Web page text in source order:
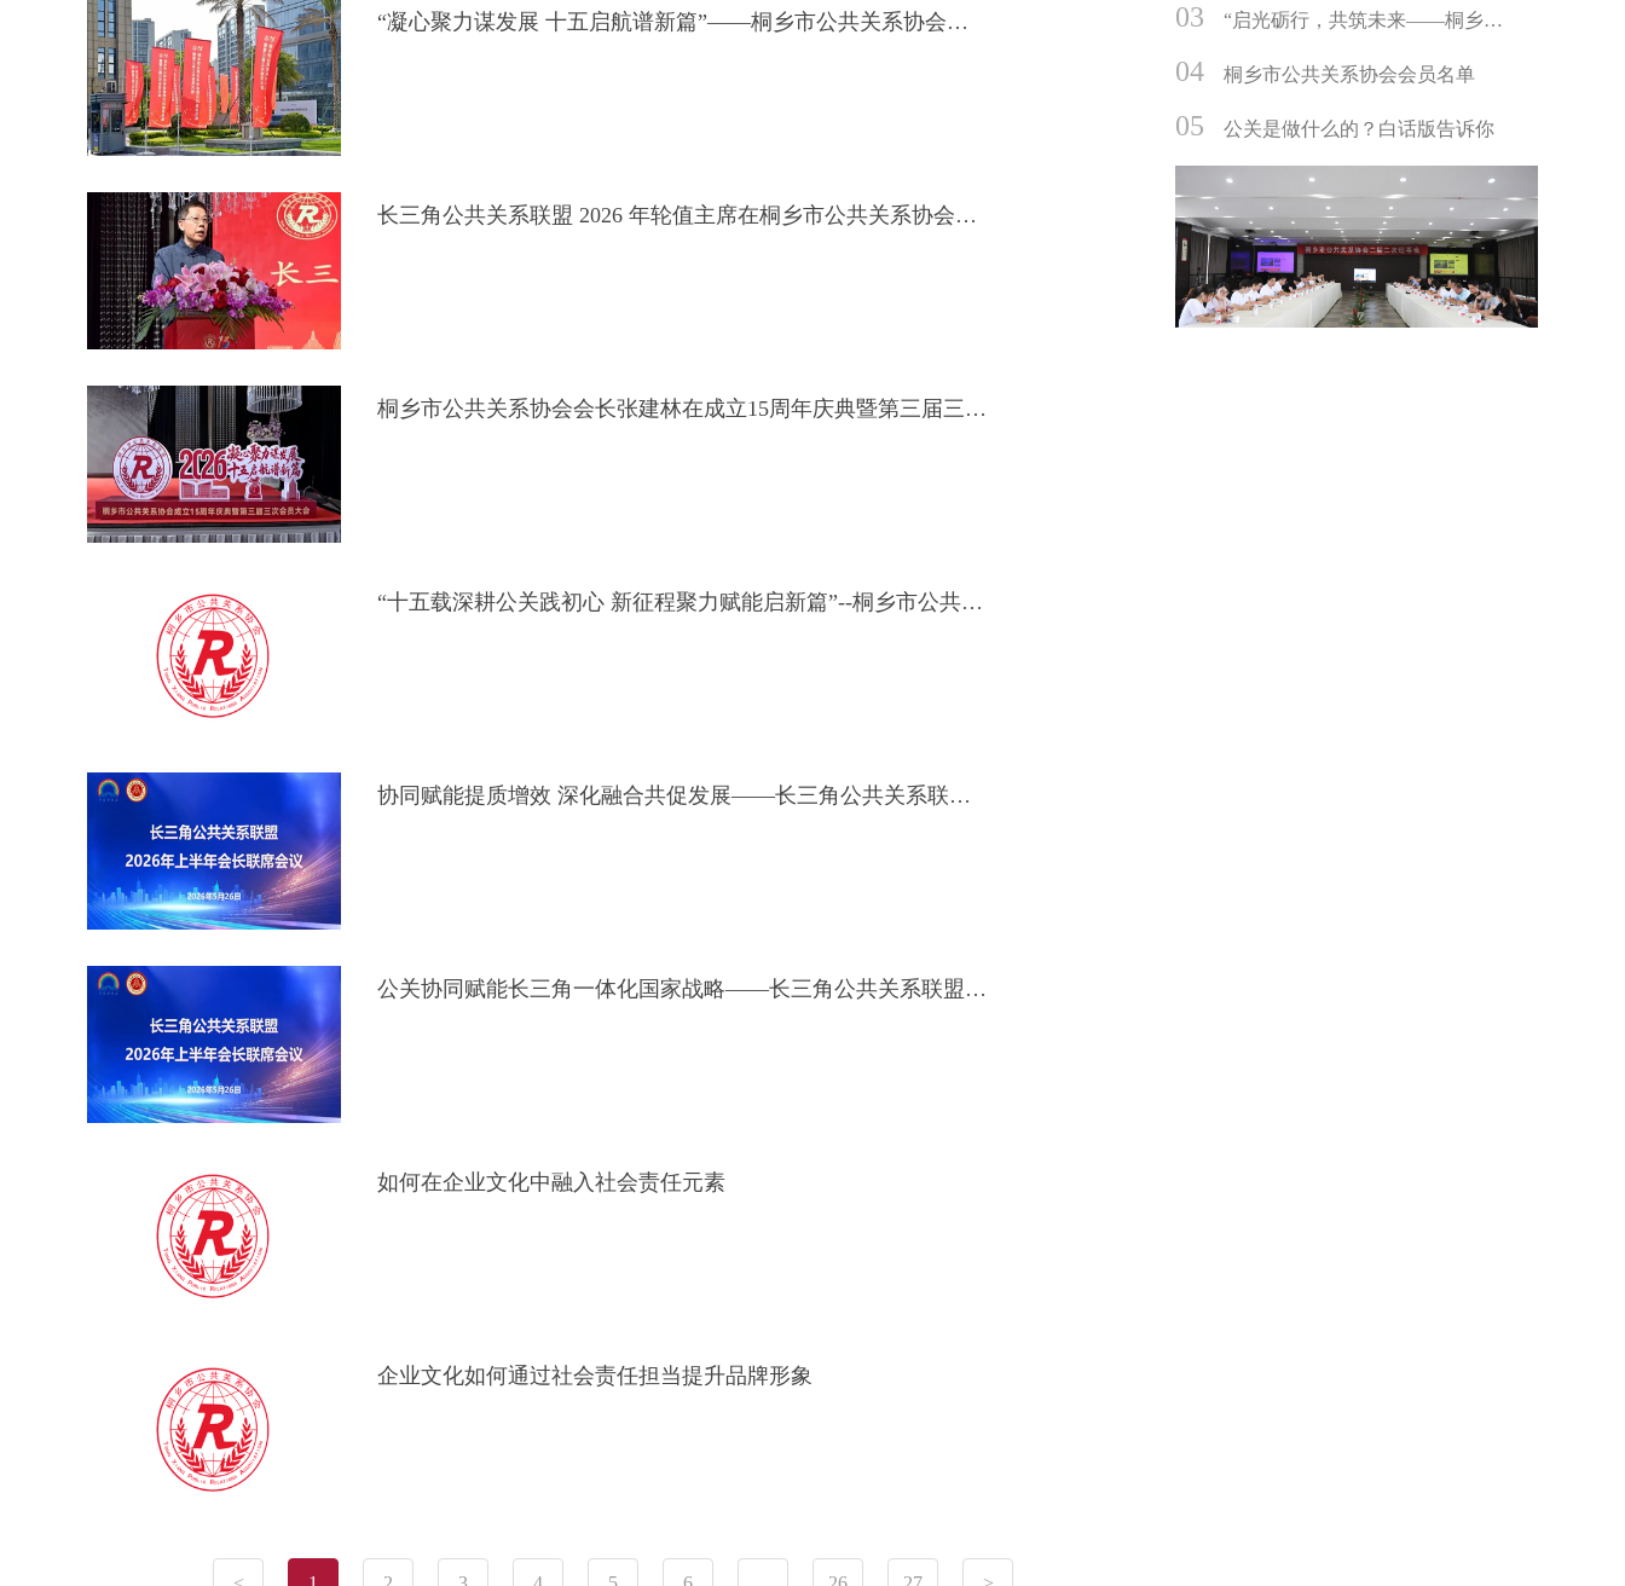
“凝心聚力谋发展 十五启航谱新篇”——桐乡市公共关系协会成立十五周年庆典暨第三届三次会员大会圆满举行
长三角公共关系联盟 2026 年轮值主席在桐乡市公共关系协会成立十五周年讲话
桐乡市公共关系协会会长张建林在成立15周年庆典暨第三届三次会员大会上致辞
“十五载深耕公关践初心 新征程聚力赋能启新篇”--桐乡市公共关系协会成立十五周年庆典暨第三届三次会员大会隆重举行
协同赋能提质增效 深化融合共促发展——长三角公共关系联盟2026年上半年会长联席会议在宁圆满召开
公关协同赋能长三角一体化国家战略——长三角公共关系联盟2026年上半年会长联席会议在南京圆满召开
如何在企业文化中融入社会责任元素
企业文化如何通过社会责任担当提升品牌形象
03 “启光砺行，共筑未来——桐乡市公共关系协会书画社迎新年走进振东中学文化交流活动”
04 桐乡市公共关系协会会员名单
05 公关是做什么的？白话版告诉你